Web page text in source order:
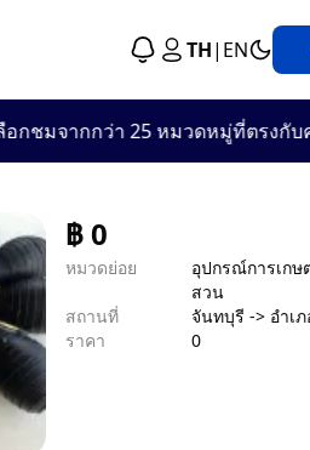
TH| EN
มจากกว่า 25 หมวดหมู่ที่ตรงกับควา
฿0
หมวดย่อย
อุปกรณ์การเกษ
สวน
สถานที่
จันทบุรี -> อำเ
ราคา
0